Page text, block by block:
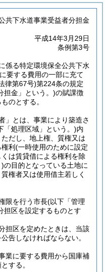
共下水道事業受益者分担金
平成14年3月29日
条例第3号
係る特定環境保全公共下水
に要する費用の一部に充て
律第67号)第224条の規定
担金」という。)の賦課徴
のとする。
」とは、事業により築造さ
「処理区域」という。)内
ただし、地上権、質権又は
利 (一時使用のために設定
は賃貸借による権利を除
)の目的となっている土地に
権者又は使用借主若しく
限を行う市長(以下「管理
担区を設定するものとす
担区を定めたときは、当該
告しなければならない。
業に要する費用から国庫補
する。